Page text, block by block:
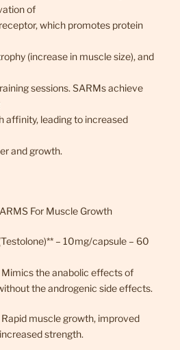
of
which promotes protein
(increase in muscle size), and
sessions. SARMs achieve
affinity, leading to increased
and growth.
For Muscle Growth
– 10mg/capsule – 60
Mimics the anabolic effects of
the androgenic side effects.
muscle growth, improved
strength.